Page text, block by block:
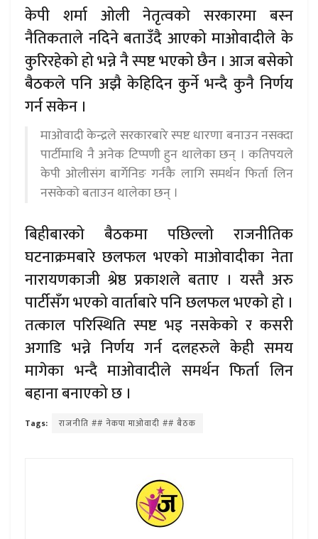
केपी शर्मा ओली नेतृत्वको सरकारमा बस्न
नैतिकताले नदिने बताउँदै आएको माओवादीले के
कुरिरहेको हो भन्ने नै स्पष्ट भएको छैन । आज बसेको
बैठकले पनि अझै केहिदिन कुर्ने भन्दै कुनै निर्णय
गर्न सकेन ।
माओवादी केन्द्रले सरकारबारे स्पष्ट धारणा बनाउन नसक्दा
पार्टीमाथि नै अनेक टिप्पणी हुन थालेका छन् । कतिपयले
केपी ओलीसंग बार्गेनिङ गर्नकै लागि समर्थन फिर्ता लिन
नसकेको बताउन थालेका छन् ।
बिहीबारको बैठकमा पछिल्लो राजनीतिक
घटनाक्रमबारे छलफल भएको माओवादीका नेता
नारायणकाजी श्रेष्ठ प्रकाशले बताए । यस्तै अरु
पार्टीसँग भएको वार्ताबारे पनि छलफल भएको हो ।
तत्काल परिस्थिति स्पष्ट भइ नसकेको र कसरी
अगाडि भन्ने निर्णय गर्न दलहरुले केही समय
मागेका भन्दै माओवादीले समर्थन फिर्ता लिन
बहाना बनाएको छ ।
Tags: राजनीति ## नेकपा माओवादी ## बैठक